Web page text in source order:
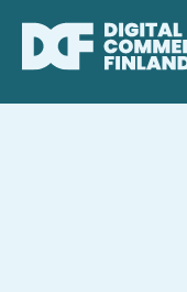
sisältöön